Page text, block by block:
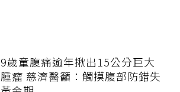
9歲童腹痛逾年揪出15公分巨大
腫瘤 慈濟醫籲：觸摸腹部防錯失